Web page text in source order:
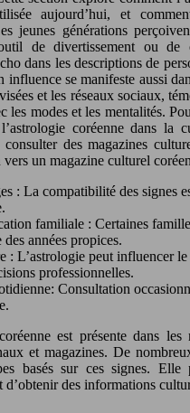
aujourd’hui, et
jeunes générations
de divertissement ou de
dans les descriptions de
influence se manifeste aussi
et les réseaux sociaux,
les modes et les mentalités.
coréenne dans la
des magazines
un magazine culturel
: La compatibilité des signes
familiale : Certaines
des années propices.
: L’astrologie peut influencer
professionnelles.
Consultation
est présente dans les
et magazines. De
basés sur ces signes. Elle
d’obtenir des informations